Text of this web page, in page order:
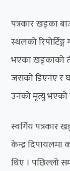
पत्रकार खड्का
स्थलको
भएका खड्काको
जसको डिएनए र
उनको मृत्यु भएको
स्वर्गिय पत्रकार
केन्द्र दिपायलमा
थिए । पछिल्लो